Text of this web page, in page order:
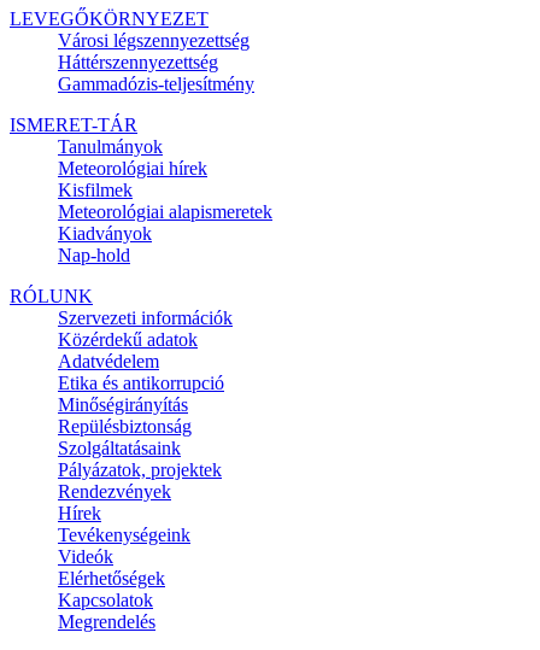
LEVEGŐKÖRNYEZET
Városi légszennyezettség
Háttérszennyezettség
Gammadózis-teljesítmény
ISMERET-TÁR
Tanulmányok
Meteorológiai hírek
Kisfilmek
Meteorológiai alapismeretek
Kiadványok
Nap-hold
RÓLUNK
Szervezeti információk
Közérdekű adatok
Adatvédelem
Etika és antikorrupció
Minőségirányítás
Repülésbiztonság
Szolgáltatásaink
Pályázatok, projektek
Rendezvények
Hírek
Tevékenységeink
Videók
Elérhetőségek
Kapcsolatok
Megrendelés